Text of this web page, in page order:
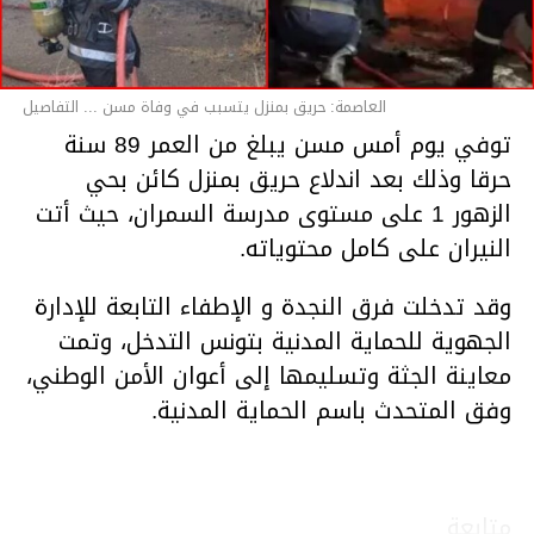
العاصمة: حريق بمنزل يتسبب في وفاة مسن ... التفاصيل
توفي يوم أمس مسن يبلغ من العمر 89 سنة
حرقا وذلك بعد اندلاع حريق بمنزل كائن بحي
الزهور 1 على مستوى مدرسة السمران، حيث أتت
النيران على كامل محتوياته.
وقد تدخلت فرق النجدة و الإطفاء التابعة للإدارة
الجهوية للحماية المدنية بتونس التدخل، وتمت
معاينة الجثة وتسليمها إلى أعوان الأمن الوطني،
وفق المتحدث باسم الحماية المدنية.